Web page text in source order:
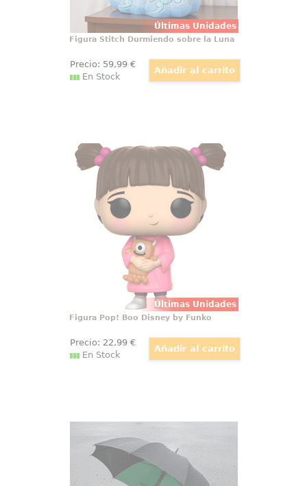
Últimas Unidades
Figura Stitch Durmiendo sobre la Luna
Precio: 59,99€
En Stock
Últimas Unidades
Figura Pop! Boo Disney by Funko
Tierna figura de Boo realizada en
vinilo perteneciente a la línea
Pop! de Funko. La figura tiene una
altura aproximada de 10 cm., y
está basada en la película
Monstruos S.A. de la factoría
Figura Pop! Boo Disney by Funko
Precio: 22,99€
En Stock
Paraguas de Mary Poppins basado
en el popular personaje de la
factoría Disney. Sigue los pasos de
la niñera mágica y aventúrate en